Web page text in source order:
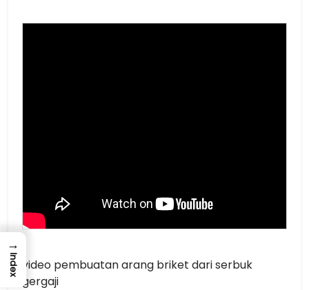
video pembuatan arang briket dari serbuk
gergaji
→
Index